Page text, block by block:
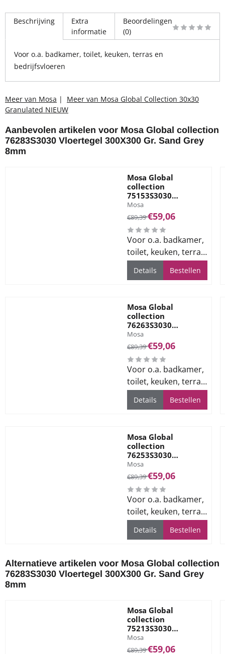
Beschrijving
Extra
informatie
Beoordelingen
(0)
Voor o.a. badkamer, toilet, keuken, terras en
bedrijfsvloeren
Meer van Mosa | Meer van Mosa Global Collection 30x30
Granulated NIEUW
Aanbevolen artikelen voor Mosa Global collection
76283S3030 Vloertegel 300X300 Gr. Sand Grey
8mm
Mosa Global
collection
75153S3030
Vloertegel 300X300
Gr. Lavender Blue
8mm
Merk:
Mosa
Van 89,39 voor 59,06
€89,39€59,06
Voor o.a. badkamer,
toilet, keuken, terras
en bedrijfsvloeren
Details Bestellen
Mosa Global
collection
76263S3030
Vloertegel 300X300
Gr. Cotto Red 8mm
Merk:
Mosa
Van 89,39 voor 59,06
€89,39€59,06
Voor o.a. badkamer,
toilet, keuken, terras
en bedrijfsvloeren
Details Bestellen
Mosa Global
collection
76253S3030
Vloertegel 300X300
Gr. Basalt Grey 8mm
Merk:
Mosa
Van 89,39 voor 59,06
€89,39€59,06
Voor o.a. badkamer,
toilet, keuken, terras
en bedrijfsvloeren
Details Bestellen
Alternatieve artikelen voor Mosa Global collection
76283S3030 Vloertegel 300X300 Gr. Sand Grey
8mm
Mosa Global
collection
75213S3030
Vloertegel 300X300
Gr. Eggshell Beige
Merk:
Mosa
Van 89,39 voor 59,06
€89,39€59,06